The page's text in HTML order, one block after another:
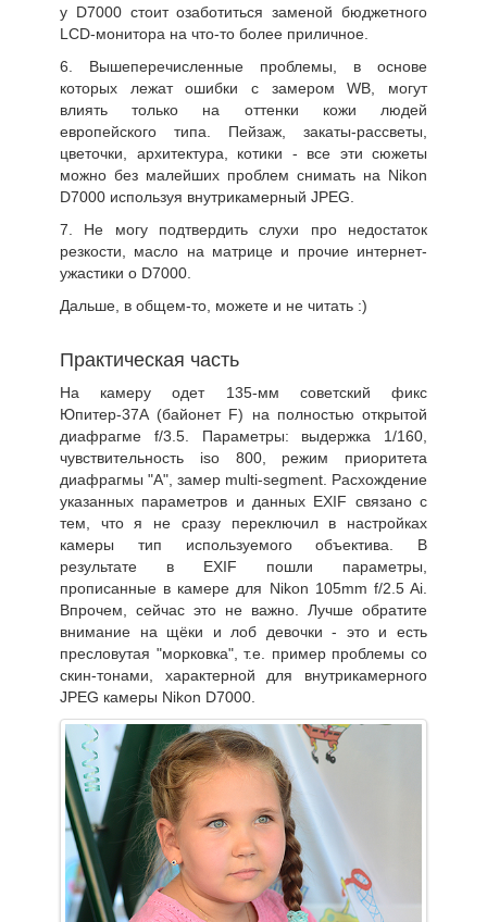
у D7000 стоит озаботиться заменой бюджетного
LCD-монитора на что-то более приличное.
6. Вышеперечисленные проблемы, в основе
которых лежат ошибки с замером WB, могут
влиять только на оттенки кожи людей
европейского типа. Пейзаж, закаты-рассветы,
цветочки, архитектура, котики - все эти сюжеты
можно без малейших проблем снимать на Nikon
D7000 используя внутрикамерный JPEG.
7. Не могу подтвердить слухи про недостаток
резкости, масло на матрице и прочие интернет-
ужастики о D7000.
Дальше, в общем-то, можете и не читать :)
Практическая часть
На камеру одет 135-мм советский фикс
Юпитер-37А (байонет F) на полностью открытой
диафрагме f/3.5. Параметры: выдержка 1/160,
чувствительность iso 800, режим приоритета
диафрагмы "А", замер multi-segment. Расхождение
указанных параметров и данных EXIF связано с
тем, что я не сразу переключил в настройках
камеры тип используемого объектива. В
результате в EXIF пошли параметры,
прописанные в камере для Nikon 105mm f/2.5 Ai.
Впрочем, сейчас это не важно. Лучше обратите
внимание на щёки и лоб девочки - это и есть
пресловутая "морковка", т.е. пример проблемы со
скин-тонами, характерной для внутрикамерного
JPEG камеры Nikon D7000.